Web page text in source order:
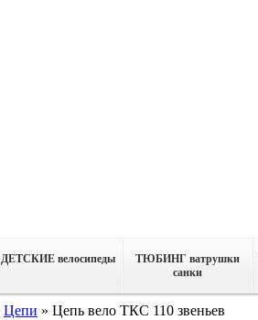
ДЕТСКИЕ велосипеды
ТЮБИНГ ватрушки
санки
Цепи » Цепь вело ТКС 110 звеньев